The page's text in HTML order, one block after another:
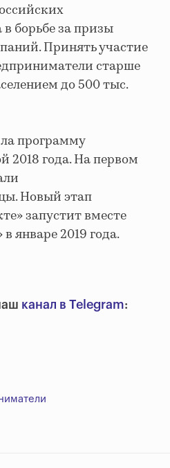
борьбе за призы
Принять участие
старше
до 500 тыс.
программу
2018 года. На первом
Новый этап
запустит вместе
январе 2019 года.
канал в Telegram: